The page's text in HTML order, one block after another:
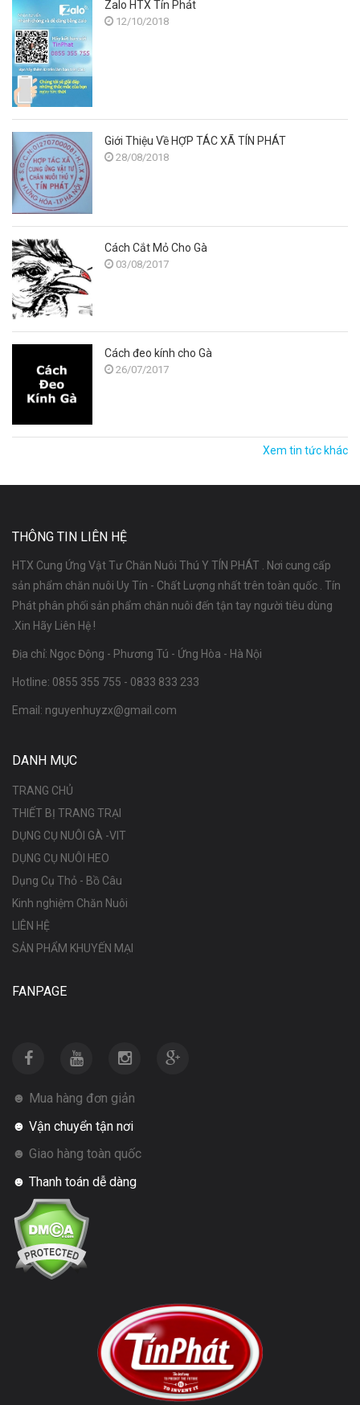
Zalo HTX Tín Phát
12/10/2018
Giới Thiệu Về HỢP TÁC XÃ TÍN PHÁT
28/08/2018
Cách Cắt Mỏ Cho Gà
03/08/2017
Cách đeo kính cho Gà
26/07/2017
Xem tin tức khác
THÔNG TIN LIÊN HỆ
HTX Cung Ứng Vật Tư Chăn Nuôi Thú Y TÍN PHÁT . Nơi cung cấp
sản phẩm chăn nuôi Uy Tín - Chất Lượng nhất trên toàn quốc . Tín
Phát phân phối sản phẩm chăn nuôi đến tận tay người tiêu dùng
.Xin Hãy Liên Hệ !
Địa chỉ: Ngọc Động - Phương Tú - Ứng Hòa - Hà Nội
Hotline: 0855 355 755 - 0833 833 233
Email: nguyenhuyzx@gmail.com
DANH MỤC
TRANG CHỦ
THIẾT BỊ TRANG TRẠI
DỤNG CỤ NUÔI GÀ -VIT
DỤNG CỤ NUÔI HEO
Dụng Cụ Thỏ - Bồ Câu
Kinh nghiệm Chăn Nuôi
LIÊN HỆ
SẢN PHẨM KHUYẾN MẠI
FANPAGE
☻ Mua hàng đơn giản
☻ Vận chuyển tận nơi
☻ Giao hàng toàn quốc
☻ Thanh toán dễ dàng